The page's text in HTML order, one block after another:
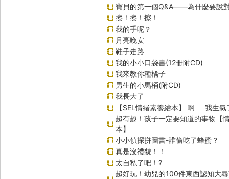
寶貝的第一個Q&A――為什麼要說
擦！擦！擦！
我的手呢？
月亮晚安
鞋子走路
我的小小口袋書(12冊附CD)
我來教你種橘子
男生的小馬桶(附CD)
我長大了
【SEL情緒素養繪本】 啊──我生
超有趣！孩子一定要知道的事物【
本】
小小偵探拼圖書-誰偷吃了蜂蜜？
真是沒禮貌！！
太自私了吧！?
超好玩！幼兒的100件東西認知大